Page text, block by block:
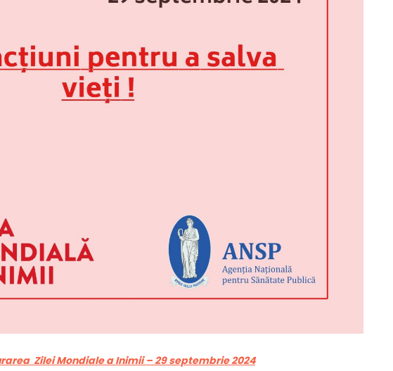
Zilei Mondiale a Inimii – 29 septembrie 2024
Drochia!